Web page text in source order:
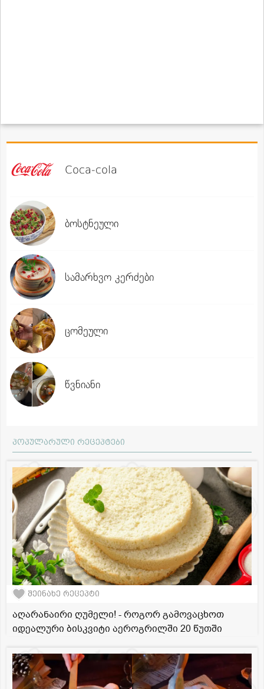
Coca-cola
ბოსტნეული
სამარხვო კერძები
ცომეული
წვნიანი
პოპულარული რეცეპტები
შეინახე რეცეპტი
აღარანაირი ღუმელი! - როგორ გამოვაცხოთ
იდეალური ბისკვიტი აეროგრილში 20 წუთში